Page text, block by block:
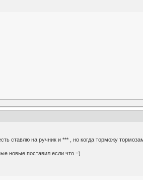
ставлю на ручник и *** , но когда торможу
новые поставил если что =)